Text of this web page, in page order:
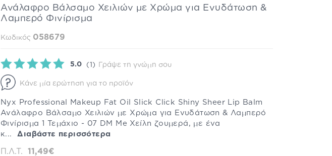
Ανάλαφρο Βάλσαμο Χειλιών με Χρώμα για Ενυδάτωση &
Λαμπερό Φινίρισμα
Κωδικός 058679
5.0 (1) Γράψε τη γνώμη σου
Κάνε μία ερώτηση για το προϊόν
Nyx Professional Makeup Fat Oil Slick Click Shiny Sheer Lip Balm
Ανάλαφρο Βάλσαμο Χειλιών με Χρώμα για Ενυδάτωση & Λαμπερό
Φινίρισμα 1 Τεμάχιο - 07 DM Me Χείλη ζουμερά, με ένα
κ...Διαβάστε περισσότερα
Π.Λ.Τ. 11,49€